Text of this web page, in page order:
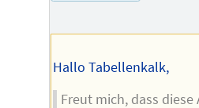
Hallo Tabellenkalk,
Freut mich, dass diese